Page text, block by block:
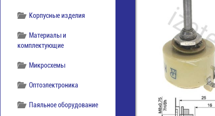
Корпусные изделия
Материалы и
комплектующие
Микросхемы
Оптоэлектроника
Паяльное оборудование